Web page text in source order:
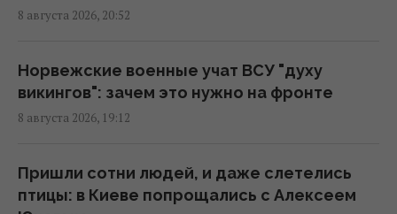
начать "свободную охоту" на
автотранспорт, – ОВА
16:09 суббота, 08 августа 2026
Украина должна уничтожать пусковые и
производство ракет: эксперт сказал, что
8 августа 2026, 20:52
Норвежские военные учат ВСУ "духу
викингов": зачем это нужно на фронте
8 августа 2026, 19:12
Пришли сотни людей, и даже слетелись
птицы: в Киеве попрощались с Алексеем